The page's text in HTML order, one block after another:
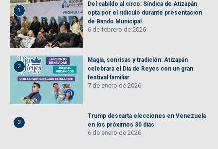
1
Del cabildo al circo: Síndica de Atizapán
opta por el ridículo durante presentación
de Bando Municipal
6 de febrero de 2026
2
Magia, sonrisas y tradición: Atizapán
celebrará el Día de Reyes con un gran
festival familiar
7 de enero de 2026
3
Trump descarta elecciones en Venezuela
en los próximos 30 días
6 de enero de 2026